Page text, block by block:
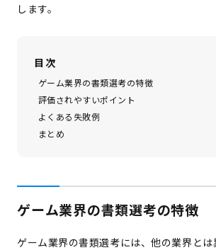
します。
目次
ゲーム業界の書類選考の特徴
評価されやすいポイント
よくある失敗例
まとめ
ゲーム業界の書類選考の特徴
ゲーム業界の書類選考には、他の業界と